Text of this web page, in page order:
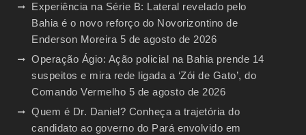
Experiência na Série B: Lateral revelado pelo
Bahia é o novo reforço do Novorizontino de
Enderson Moreira 5 de agosto de 2026
Operação Ágio: Ação policial na Bahia prende 14
suspeitos e mira rede ligada a ‘Zói de Gato’, do
Comando Vermelho 5 de agosto de 2026
Quem é Dr. Daniel? Conheça a trajetória do
candidato ao governo do Pará envolvido em